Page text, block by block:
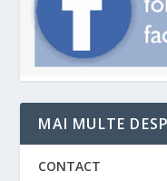
MAI MULTE
CONTACT